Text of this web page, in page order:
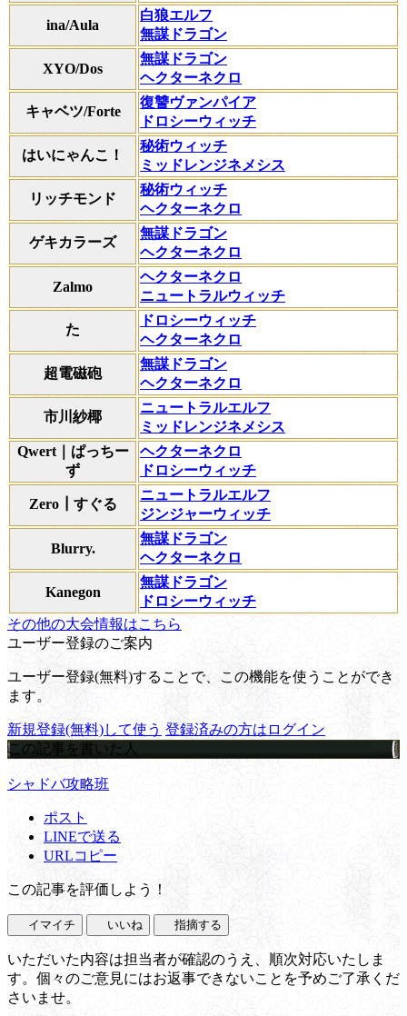
ina/Aula
白狼エルフ
無謀ドラゴン
XYO/Dos
無謀ドラゴン
ヘクターネクロ
キャベツ/Forte
復讐ヴァンパイア
ドロシーウィッチ
はいにゃんこ！
秘術ウィッチ
ミッドレンジネメシス
リッチモンド
秘術ウィッチ
ヘクターネクロ
ゲキカラーズ
無謀ドラゴン
ヘクターネクロ
Zalmo
ヘクターネクロ
ニュートラルウィッチ
た
ドロシーウィッチ
ヘクターネクロ
超電磁砲
無謀ドラゴン
ヘクターネクロ
市川紗椰
ニュートラルエルフ
ミッドレンジネメシス
Qwert｜ぱっちー
ず
ヘクターネクロ
ドロシーウィッチ
Zero┃すぐる
ニュートラルエルフ
ジンジャーウィッチ
Blurry.
無謀ドラゴン
ヘクターネクロ
Kanegon
無謀ドラゴン
ドロシーウィッチ
その他の大会情報はこちら
ユーザー登録のご案内
ユーザー登録(無料)することで、この機能を使うことができ
ます。
新規登録(無料)して使う 登録済みの方はログイン
この記事を書いた人
シャドバ攻略班
ポスト
LINEで送る
URLコピー
この記事を評価しよう！
イマイチ いいね 指摘する
いただいた内容は担当者が確認のうえ、順次対応いたしま
す。個々のご意見にはお返事できないことを予めご了承くだ
さいませ。